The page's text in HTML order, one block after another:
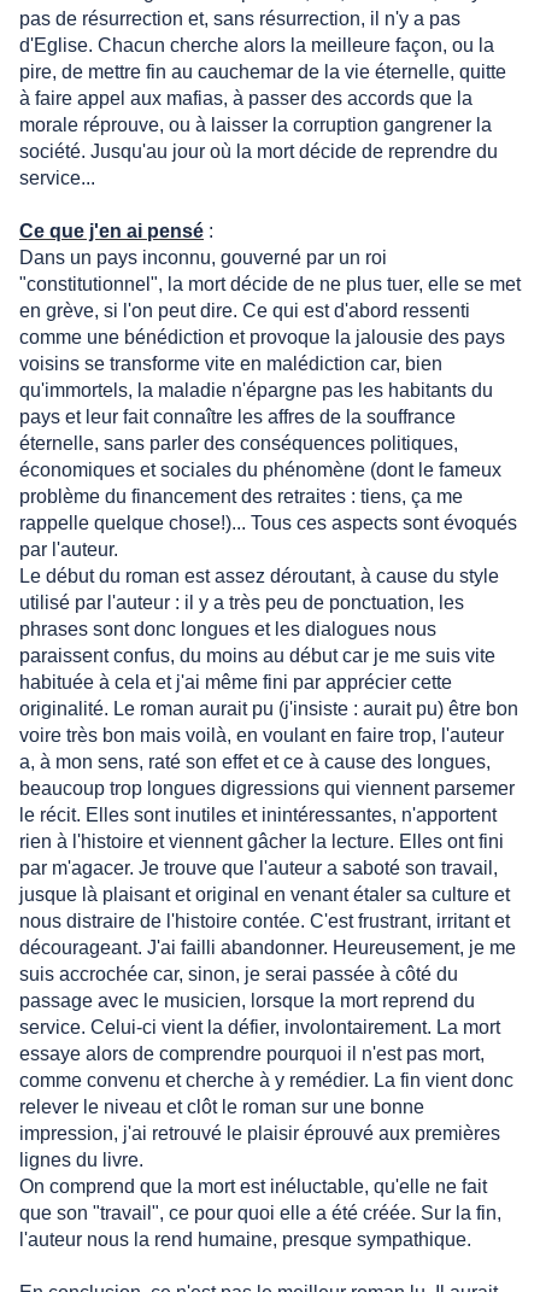
pas de résurrection et, sans résurrection, il n'y a pas
d'Eglise. Chacun cherche alors la meilleure façon, ou la
pire, de mettre fin au cauchemar de la vie éternelle, quitte
à faire appel aux mafias, à passer des accords que la
morale réprouve, ou à laisser la corruption gangrener la
société. Jusqu'au jour où la mort décide de reprendre du
service...
Ce que j'en ai pensé :
Dans un pays inconnu, gouverné par un roi
"constitutionnel", la mort décide de ne plus tuer, elle se met
en grève, si l'on peut dire. Ce qui est d'abord ressenti
comme une bénédiction et provoque la jalousie des pays
voisins se transforme vite en malédiction car, bien
qu'immortels, la maladie n'épargne pas les habitants du
pays et leur fait connaître les affres de la souffrance
éternelle, sans parler des conséquences politiques,
économiques et sociales du phénomène (dont le fameux
problème du financement des retraites : tiens, ça me
rappelle quelque chose!)... Tous ces aspects sont évoqués
par l'auteur.
Le début du roman est assez déroutant, à cause du style
utilisé par l'auteur : il y a très peu de ponctuation, les
phrases sont donc longues et les dialogues nous
paraissent confus, du moins au début car je me suis vite
habituée à cela et j'ai même fini par apprécier cette
originalité. Le roman aurait pu (j'insiste : aurait pu) être bon
voire très bon mais voilà, en voulant en faire trop, l'auteur
a, à mon sens, raté son effet et ce à cause des longues,
beaucoup trop longues digressions qui viennent parsemer
le récit. Elles sont inutiles et inintéressantes, n'apportent
rien à l'histoire et viennent gâcher la lecture. Elles ont fini
par m'agacer. Je trouve que l'auteur a saboté son travail,
jusque là plaisant et original en venant étaler sa culture et
nous distraire de l'histoire contée. C'est frustrant, irritant et
décourageant. J'ai failli abandonner. Heureusement, je me
suis accrochée car, sinon, je serai passée à côté du
passage avec le musicien, lorsque la mort reprend du
service. Celui-ci vient la défier, involontairement. La mort
essaye alors de comprendre pourquoi il n'est pas mort,
comme convenu et cherche à y remédier. La fin vient donc
relever le niveau et clôt le roman sur une bonne
impression, j'ai retrouvé le plaisir éprouvé aux premières
lignes du livre.
On comprend que la mort est inéluctable, qu'elle ne fait
que son "travail", ce pour quoi elle a été créée. Sur la fin,
l'auteur nous la rend humaine, presque sympathique.